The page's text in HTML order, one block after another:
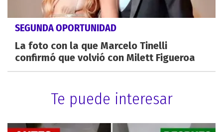
SEGUNDA OPORTUNIDAD
La foto con la que Marcelo Tinelli
confirmó que volvió con Milett Figueroa
Te puede interesar